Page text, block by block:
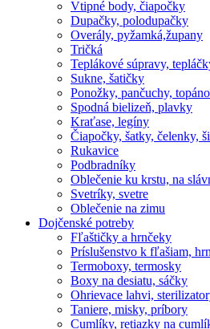
Vtipné body, čiapočky
Dupačky, polodupačky
Overály, pyžamká,župany
Tričká
Teplákové súpravy,
Sukne, šatičky
Ponožky, pančuchy,
Spodná bielizeň, plavky
Kraťase, legíny
Čiapočky, šatky, čelenky,
Rukavice
Podbradníky
Oblečenie ku krstu, na
Svetríky, svetre
Oblečenie na zimu
Dojčenské potreby
Fľaštičky a hrnčeky
Príslušenstvo k fľašiam,
Termoboxy, termosky
Boxy na desiatu, sáčky
Ohrievace lahvi,
Taniere, misky, príbory
Cumlíky, retiazky na